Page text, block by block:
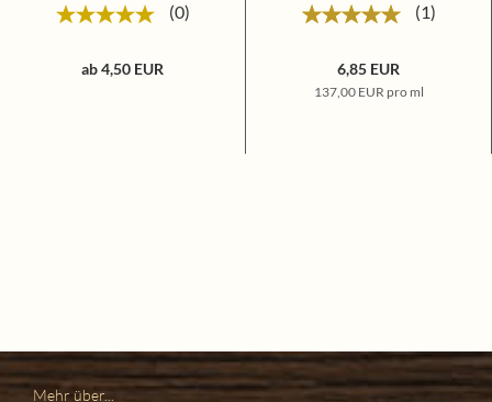
0
ab 4,50 EUR
1
6,85 EUR
137,00 EUR pro ml
Mehr über...